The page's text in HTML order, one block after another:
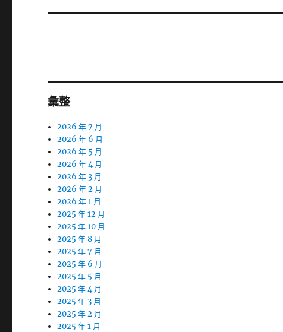
篇
彙整
2026 年 7 月
2026 年 6 月
2026 年 5 月
2026 年 4 月
2026 年 3 月
2026 年 2 月
2026 年 1 月
2025 年 12 月
2025 年 10 月
2025 年 8 月
2025 年 7 月
2025 年 6 月
2025 年 5 月
2025 年 4 月
2025 年 3 月
2025 年 2 月
2025 年 1 月